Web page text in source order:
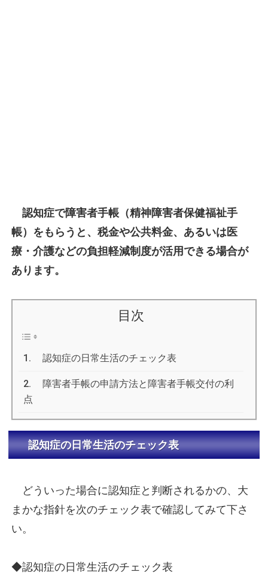
認知症で障害者手帳（精神障害者保健福祉手
帳）をもらうと、税金や公共料金、あるいは医
療・介護などの負担軽減制度が活用できる場合が
あります。
目次
認知症の日常生活のチェック表
障害者手帳の申請方法と障害者手帳交付の利
点
認知症の日常生活のチェック表
どういった場合に認知症と判断されるかの、大
まかな指針を次のチェック表で確認してみて下さ
い。
◆認知症の日常生活のチェック表